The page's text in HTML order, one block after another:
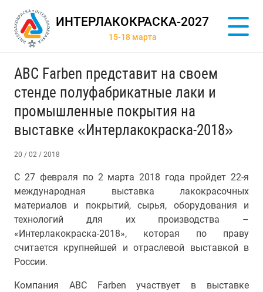
ИНТЕРЛАКОКРАСКА-2027
15-18 марта
АВС Farben представит на своем
стенде полуфабрикатные лаки и
промышленные покрытия на
выставке «Интерлакокраска-2018»
20 / 02 / 2018
С 27 февраля по 2 марта 2018 года пройдет 22-я
международная выставка лакокрасочных
материалов и покрытий, сырья, оборудования и
технологий для их производства –
«Интерлакокраска-2018», которая по праву
считается крупнейшей и отраслевой выставкой в
России.
Компания АВС Farben участвует в выставке